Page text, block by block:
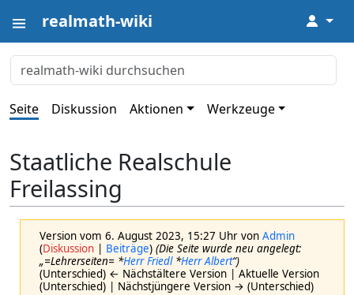
realmath-wiki ↓
Seite Diskussion Aktionen Werkzeuge
Staatliche Realschule
Freilassing
Version vom 6. August 2023, 15:27 Uhr vonAdmin
(Diskussion | Beiträge) (Die Seite wurde neu angelegt:
„=Lehrerseiten= *Herr Friedl*Herr Albert“)
(Unterschied) ← Nächstältere Version | Aktuelle Version
(Unterschied) | Nächstjüngere Version → (Unterschied)